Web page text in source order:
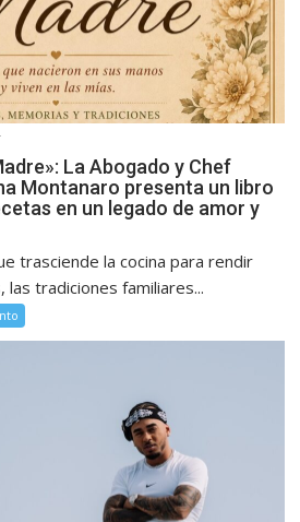
La Abogado y Chef
Montanaro presenta un libro
en un legado de amor y
trasciende la cocina para rendir
las tradiciones familiares...